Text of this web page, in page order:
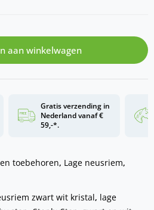
aan winkelwagen
Gratis verzending in
Nederland vanaf €
59,-*.
toebehoren, Lage neusriem,
zwart wit kristal, lage